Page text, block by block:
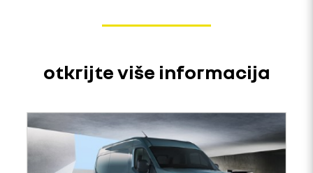
otkrijte više informacija